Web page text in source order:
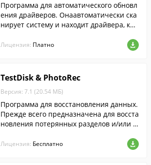
Программа для автоматического обновл
ения драйверов. Онаавтоматически ска
нирует систему и находит драйвера, кот
Лицензия: Платно
TestDisk & PhotoRec
Версия: 7.1 (20.54 МБ)
Программа для восстановления данных.
Прежде всего предназначена для восста
новления потерянных разделов и/или в
ков.
Лицензия: Бесплатно